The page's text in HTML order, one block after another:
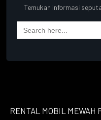
Temukan informasi
Search
for:
RENTAL MOBIL MEWAH